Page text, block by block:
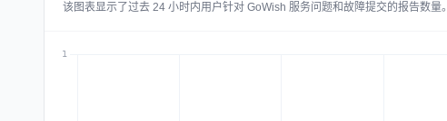
该图表显示了过去 24 小时内用户针对 GoWish 服务问题和故障提交的报告数量。